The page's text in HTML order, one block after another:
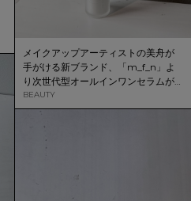
メイクアップアーティストの美舟が
手がける新ブランド、「m_f_n」よ
り次世代型オールインワンセラムが
誕生。
BEAUTY